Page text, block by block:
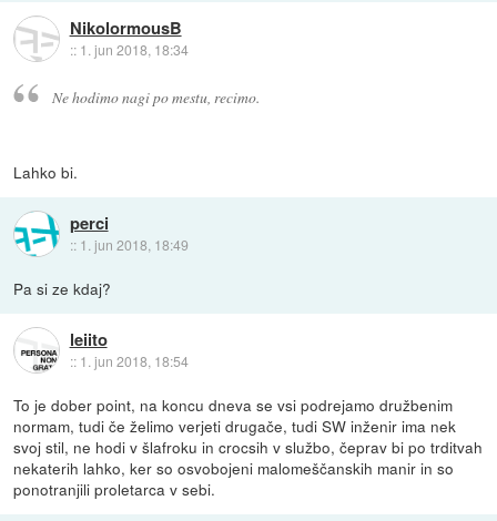
NikolormousB
:: 1. jun 2018, 18:34
Ne hodimo nagi po mestu, recimo.
Lahko bi.
perci
:: 1. jun 2018, 18:49
Pa si ze kdaj?
leiito
:: 1. jun 2018, 18:54
To je dober point, na koncu dneva se vsi podrejamo družbenim
normam, tudi če želimo verjeti drugače, tudi SW inženir ima nek
svoj stil, ne hodi v šlafroku in crocsih v službo, čeprav bi po trditvah
nekaterih lahko, ker so osvobojeni malomeščanskih manir in so
ponotranjili proletarca v sebi.